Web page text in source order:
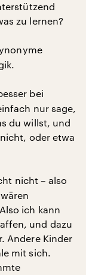
zu lernen?
bei
nur sage,
du willst, und
oder etwa
nicht – also
ich kann
und dazu
Andere Kinder
mit sich.